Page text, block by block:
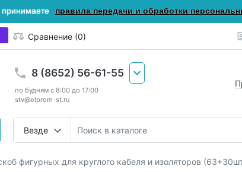
принимаете правила передачи и обработки
Сравнение (0)
8 (8652) 56-61-55
по будням с 8:00 до 17:00
stv@elprom-st.ru
Везде
фигурных для круглого кабеля и изоляторов